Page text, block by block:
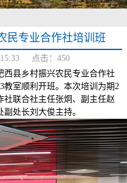
民专业合作社培训班
15:33 点击： 450
西县乡村振兴农民专业合作社
教室顺利开班。本次培训为期2
社联合社主任张炯、副主任赵
处长刘大俊主持。